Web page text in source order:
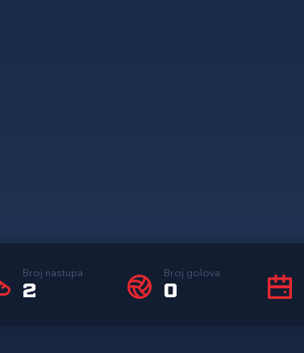
Broj nastupa
2
Broj golova
0